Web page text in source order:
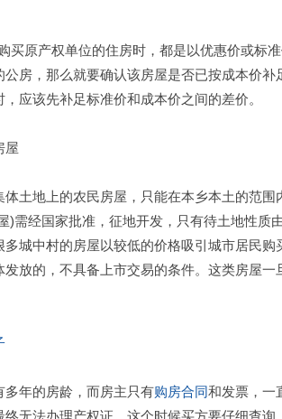
原产权单位的住房时，都是以优惠价或标准
房，那么就要确认该房屋是否已按成本价补
应该先补足标准价和成本价之间的差价。
屋
地上的农民房屋，只能在本乡本土的范围
)需经国家批准，征地开发，只有待土地性质
多城中村的房屋以较低的价格吸引城市居民
发放的，不具备上市交易的条件。这类房屋
年的房龄，而房主只有购房合同和发票，一
无法办理产权证。这个时候买方要仔细查